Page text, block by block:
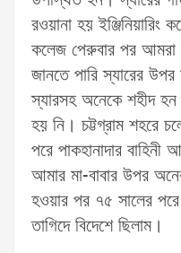
রওয়ানা হয় ইঞ্জিনিয়ারিং
কলেজ পেরুবার পর
জানতে পারি স্যারের
স্যারসহ অনেকে শহীদ
হয় নি। চট্টগ্রাম শহরে
পরে পাকহানাদার বাহিনী
আমার মা-বাবার উপর
হওয়ার পর ৭৫ সালের
তাগিদে বিদেশে ছিলাম।